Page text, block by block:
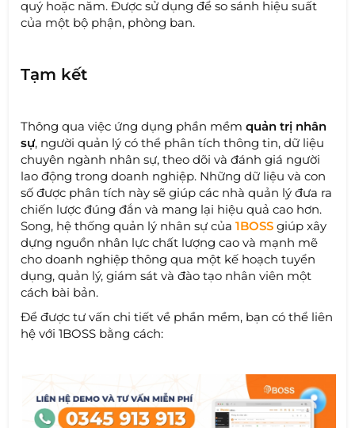
quý hoặc năm. Được sử dụng để so sánh hiệu suất
của một bộ phận, phòng ban.
Tạm kết
Thông qua việc ứng dụng phần mềmquản trị nhân
sự, người quản lý có thể phân tích thông tin, dữ liệu
chuyên ngành nhân sự, theo dõi và đánh giá người
lao động trong doanh nghiệp. Những dữ liệu và con
số được phân tích này sẽ giúp các nhà quản lý đưa ra
chiến lược đúng đắn và mang lại hiệu quả cao hơn.
Song, hệ thống quản lý nhân sự của 1BOSSgiúp xây
dựng nguồn nhân lực chất lượng cao và mạnh mẽ
cho doanh nghiệp thông qua một kế hoạch tuyển
dụng, quản lý, giám sát và đào tạo nhân viên một
cách bài bản.
Để được tư vấn chi tiết về phần mềm, bạn có thể liên
hệ với 1BOSS bằng cách: